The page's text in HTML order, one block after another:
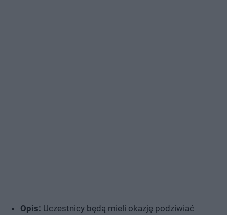
Opis: Uczestnicy będą mieli okazję podziwiać